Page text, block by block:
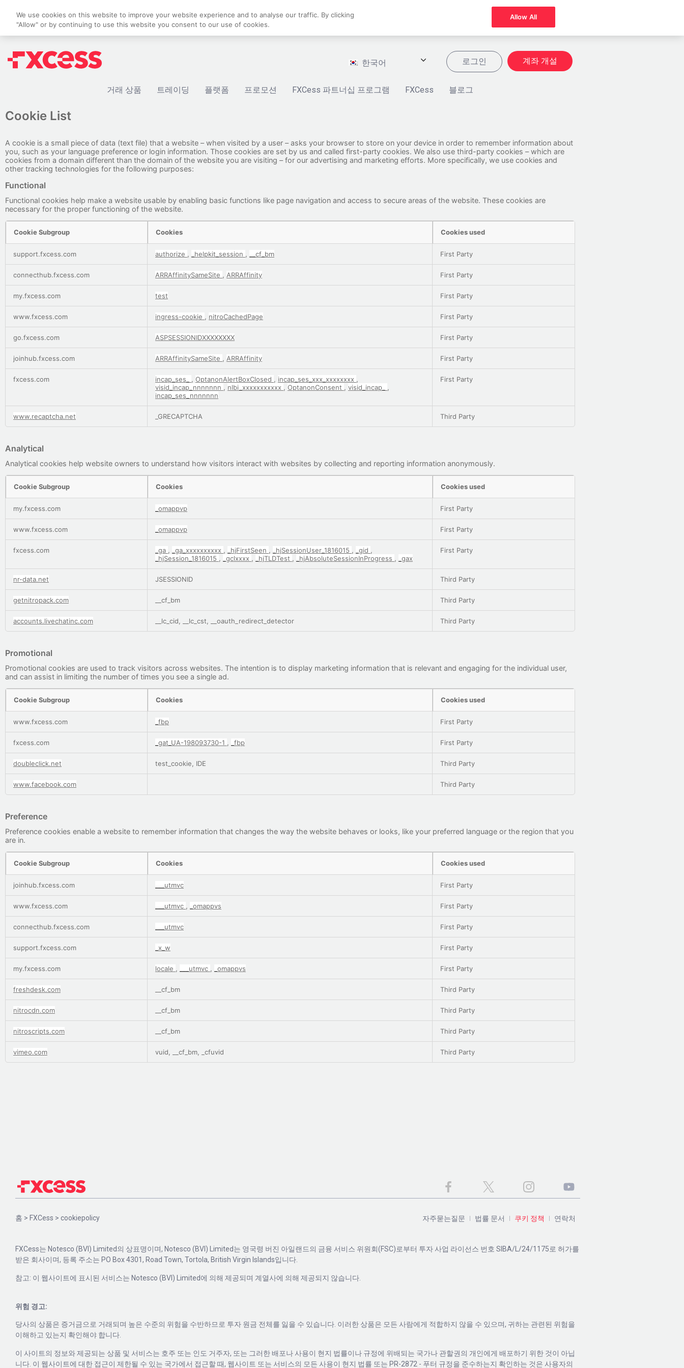
한국어 로그인 계좌 개설
거래 상품 트레이딩 플랫폼 프로모션 FXCess 파트너십 프로그램 FXCess 블로그
Cookie List
A cookie is a small piece of data (text file) that a website – when visited by a user – asks your browser to store on your device in order to remember information about
you, such as your language preference or login information. Those cookies are set by us and called first-party cookies. We also use third-party cookies – which are
cookies from a domain different than the domain of the website you are visiting – for our advertising and marketing efforts. More specifically, we use cookies and
other tracking technologies for the following purposes:
Functional
Functional cookies help make a website usable by enabling basic functions like page navigation and access to secure areas of the website. These cookies are
necessary for the proper functioning of the website.
Cookie Subgroup Cookies Cookies used
support.fxcess.com authorize _helpkit_session __cf_bm First Party
connecthub.fxcess.com ARRAffinitySameSite ARRAffinity First Party
my.fxcess.com test First Party
www.fxcess.com ingress-cookie nitroCachedPage First Party
go.fxcess.com ASPSESSIONIDXXXXXXXX First Party
joinhub.fxcess.com ARRAffinitySameSite ARRAffinity First Party
fxcess.com incap_ses_ OptanonAlertBoxClosed incap_ses_xxx_xxxxxxxx
visid_incap_nnnnnnn
nlbi_xxxxxxxxxxx OptanonConsent visid_incap_
incap_ses_nnnnnnn
First Party
www.recaptcha.net _GRECAPTCHA Third Party
Analytical
Analytical cookies help website owners to understand how visitors interact with websites by collecting and reporting information anonymously.
Cookie Subgroup Cookies Cookies used
my.fxcess.com _omappvp First Party
www.fxcess.com _omappvp First Party
fxcess.com _ga _ga_xxxxxxxxxx _hjFirstSeen _hjSessionUser_1816015 _gid
_hjSession_1816015
_gclxxxx _hjTLDTest _hjAbsoluteSessionInProgress _gax
First Party
nr-data.net JSESSIONID Third Party
getnitropack.com __cf_bm Third Party
accounts.livechatinc.com __lc_cid, __lc_cst, __oauth_redirect_detector Third Party
Promotional
Promotional cookies are used to track visitors across websites. The intention is to display marketing information that is relevant and engaging for the individual user,
and can assist in limiting the number of times you see a single ad.
Cookie Subgroup Cookies Cookies used
www.fxcess.com _fbp First Party
fxcess.com _gat_UA-198093730-1 _fbp First Party
doubleclick.net test_cookie, IDE Third Party
www.facebook.com Third Party
Preference
Preference cookies enable a website to remember information that changes the way the website behaves or looks, like your preferred language or the region that you
are in.
Cookie Subgroup Cookies Cookies used
joinhub.fxcess.com ___utmvc First Party
www.fxcess.com ___utmvc _omappvs First Party
connecthub.fxcess.com ___utmvc First Party
support.fxcess.com _x_w First Party
my.fxcess.com locale ___utmvc _omappvs First Party
freshdesk.com __cf_bm Third Party
nitrocdn.com __cf_bm Third Party
nitroscripts.com __cf_bm Third Party
vimeo.com vuid, __cf_bm, _cfuvid Third Party
홈 > FXCess > cookiepolicy 자주묻는질문 법률 문서 쿠키 정책 연락처
FXCess는 Notesco (BVI) Limited의 상표명이며, Notesco (BVI) Limited는 영국령 버진 아일랜드의 금융 서비스 위원회(FSC)로부터 투자 사업 라이선스 번호 SIBA/L/24/1175로 허가를
받은 회사이며, 등록 주소는 PO Box 4301, Road Town, Tortola, British Virgin Islands입니다.
참고: 이 웹사이트에 표시된 서비스는 Notesco (BVI) Limited에 의해 제공되며 계열사에 의해 제공되지 않습니다.
위험 경고:
당사의 상품은 증거금으로 거래되며 높은 수준의 위험을 수반하므로 투자 원금 전체를 잃을 수 있습니다. 이러한 상품은 모든 사람에게 적합하지 않을 수 있으며, 귀하는 관련된 위험을
이해하고 있는지 확인해야 합니다.
이 사이트의 정보와 제공되는 상품 및 서비스는 호주 또는 인도 거주자, 또는 그러한 배포나 사용이 현지 법률이나 규정에 위배되는 국가나 관할권의 개인에게 배포하기 위한 것이 아닙
니다. 이 웹사이트에 대한 접근이 제한될 수 있는 국가에서 접근할 때, 웹사이트 또는 서비스의 모든 사용이 현지 법률 또는 PR-2872 - 푸터 규정을 준수하는지 확인하는 것은 사용자의
We use cookies on this website to improve your website experience and to analyse our traffic. By clicking
"Allow" or by continuing to use this website you consent to our use of cookies.
Allow All